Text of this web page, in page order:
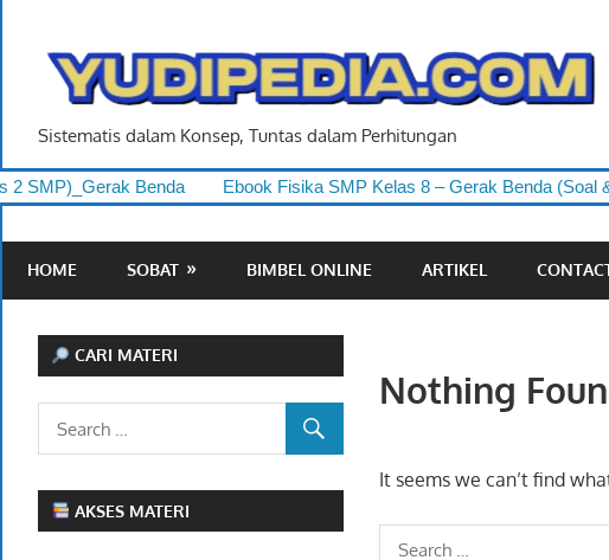
content
Sistematis dalam Konsep, Tuntas dalam Perhitungan
Benda Ebook Fisika SMP Kelas 8 – Gerak Benda (Soal &
HOME SOBAT BIMBEL ONLINE ARTIKEL
Nothing
It seems we can’t find
CARI MATERI
AKSES MATERI